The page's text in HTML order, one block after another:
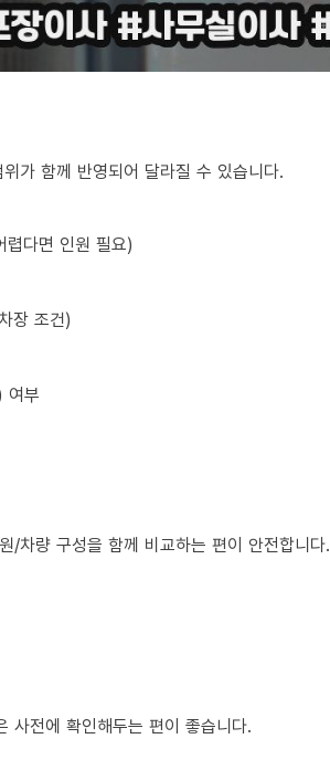
가 함께 반영되어 달라질 수 있습니다.
렵다면 인원 필요)
장 조건)
여부
/차량 구성을 함께 비교하는 편이 안전합니다.
사전에 확인해두는 편이 좋습니다.